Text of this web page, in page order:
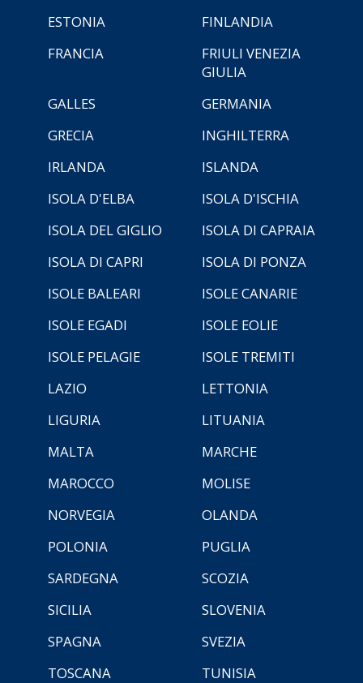
ESTONIA
FINLANDIA
FRANCIA
FRIULI VENEZIA
GIULIA
GALLES
GERMANIA
GRECIA
INGHILTERRA
IRLANDA
ISLANDA
ISOLA D'ELBA
ISOLA D'ISCHIA
ISOLA DEL GIGLIO
ISOLA DI CAPRAIA
ISOLA DI CAPRI
ISOLA DI PONZA
ISOLE BALEARI
ISOLE CANARIE
ISOLE EGADI
ISOLE EOLIE
ISOLE PELAGIE
ISOLE TREMITI
LAZIO
LETTONIA
LIGURIA
LITUANIA
MALTA
MARCHE
MAROCCO
MOLISE
NORVEGIA
OLANDA
POLONIA
PUGLIA
SARDEGNA
SCOZIA
SICILIA
SLOVENIA
SPAGNA
SVEZIA
TOSCANA
TUNISIA